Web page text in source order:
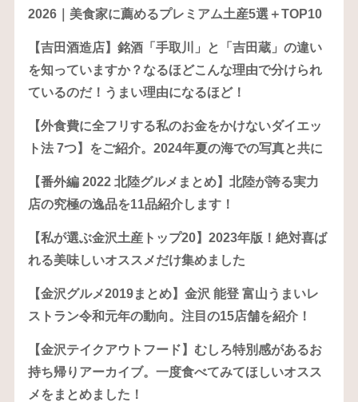
2026｜美食家に薦めるプレミアム土産5選＋TOP10
【吉田酒造店】銘酒「手取川」と「吉田蔵」の違い
を知っていますか？なるほどこんな理由で分けられ
ているのだ！うまい理由になるほど！
【外食費に全フリする私のお金をかけないダイエッ
ト法 7つ】をご紹介。2024年夏の海での写真と共に
【番外編 2022 北陸グルメまとめ】北陸が誇る実力
店の究極の逸品を11品紹介します！
【私が選ぶ金沢土産トップ20】2023年版！絶対喜ば
れる美味しいオススメだけ集めました
【金沢グルメ2019まとめ】金沢 能登 富山うまいレ
ストラン令和元年の動向。注目の15店舗を紹介！
【金沢テイクアウトフード】むしろ特別感があるお
持ち帰りアーカイブ。一度食べてみてほしいオスス
メをまとめました！